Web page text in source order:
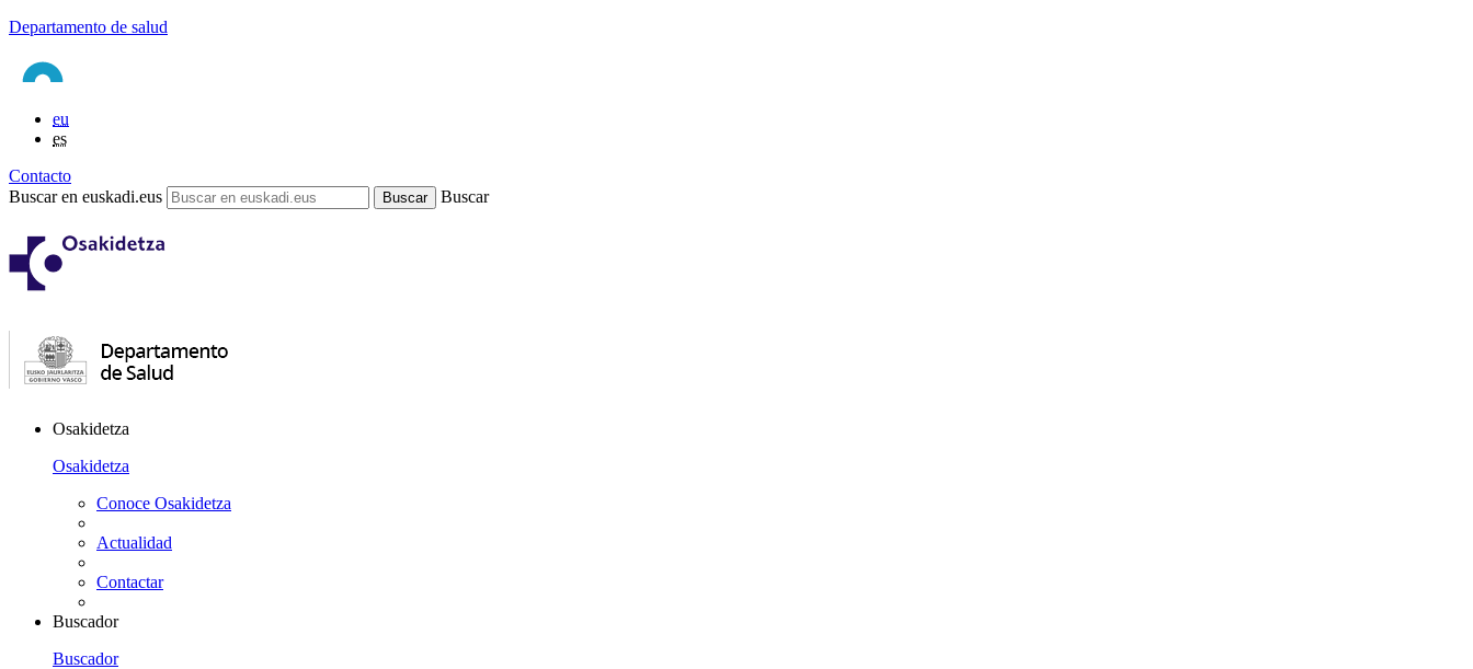
Departamento de salud
eu
es
Contacto
Buscar en euskadi.eus
Buscar
Osakidetza
Osakidetza
Conoce Osakidetza
Actualidad
Contactar
Buscador
Buscador